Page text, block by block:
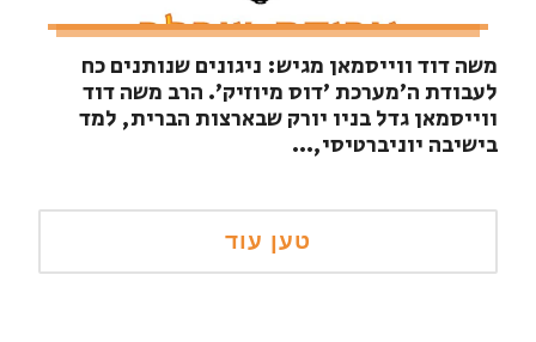
משה דוד ווייסמאן מגיש: ניגונים שנותנים כח
לעבודת ה'מערכת 'דוס מיוזיק'. הרב משה דוד
ווייסמאן גדל בניו יורק שבארצות הברית, למד
בישיבה יוניברטיסי,...